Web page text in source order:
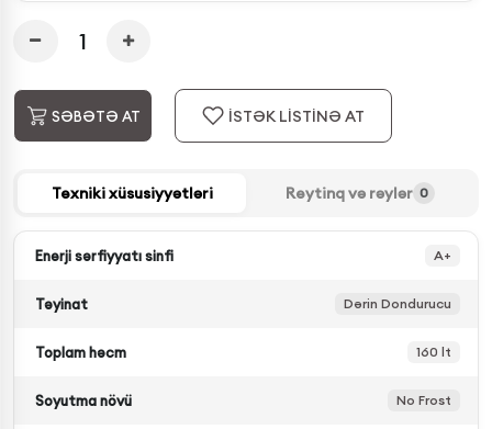
SƏBƏTƏ AT İSTƏK LİSTİNƏ AT
Texniki xüsusiyyətləri Reytinq və rəylər 0
Enerji sərfiyyatı sinfi A+
Təyinat Dərin Dondurucu
Toplam həcm 160 lt
Soyutma növü No Frost